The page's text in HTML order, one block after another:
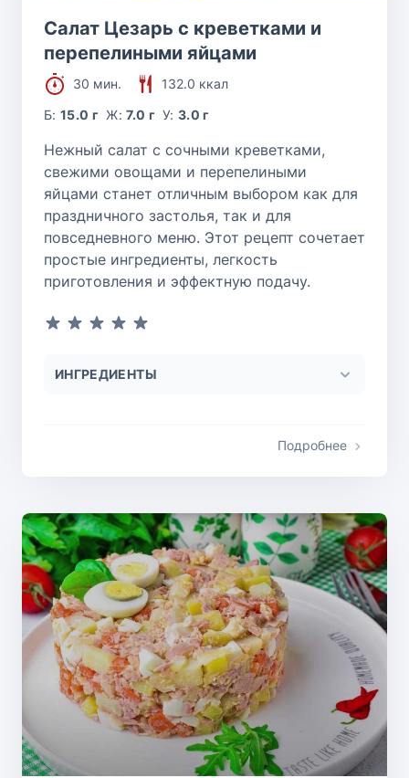
Салат Цезарь с креветками и
перепелиными яйцами
30 мин.
132.0 ккал
Б:15.0 г Ж:7.0 г У:3.0 г
Нежный салат с сочными креветками,
свежими овощами и перепелиными
яйцами станет отличным выбором как для
праздничного застолья, так и для
повседневного меню. Этот рецепт сочетает
простые ингредиенты, легкость
приготовления и эффектную подачу.
ИНГРЕДИЕНТЫ
Подробнее